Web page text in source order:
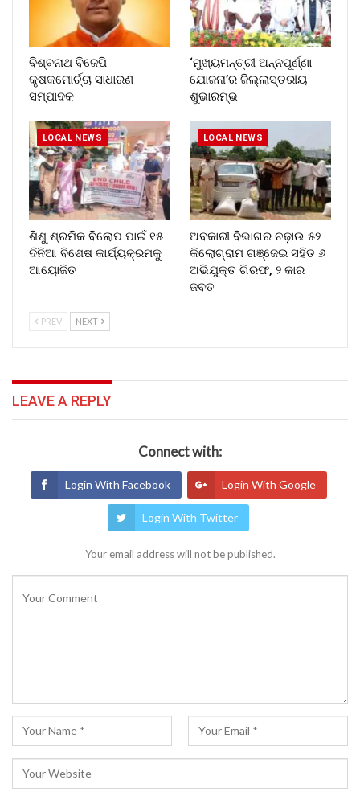
ବିଶ୍ବନାଥ ବିଜେପି
କୃଷକମୋର୍ଚ୍ଚା ସାଧାରଣ
ସମ୍ପାଦକ
‘ମୁଖ୍ୟମନ୍ତ୍ରୀ ଅନ୍ନପୂର୍ଣ୍ଣା
ଯୋଜନା’ର ଜିଲ୍ଲାସ୍ତରୀୟ
ଶୁଭାରମ୍ଭ
LOCAL NEWS
ଶିଶୁ ଶ୍ରମିକ ବିଲୋପ ପାଇଁ ୧୫
ଦିନିଆ ବିଶେଷ କାର୍ଯ୍ୟକ୍ରମକୁ
ଆୟୋଜିତ
LOCAL NEWS
ଅବକାରୀ ବିଭାଗର ଚଢ଼ାଉ ୫୨
କିଲୋଗ୍ରାମ ଗଞ୍ଜେଇ ସହିତ ୬
ଅଭିଯୁକ୍ତ ଗିରଫ, ୨ କାର
ଜବତ
PREV NEXT
LEAVE A REPLY
Connect with:
Login With Facebook Login With Google
Login With Twitter
Your email address will not be published.